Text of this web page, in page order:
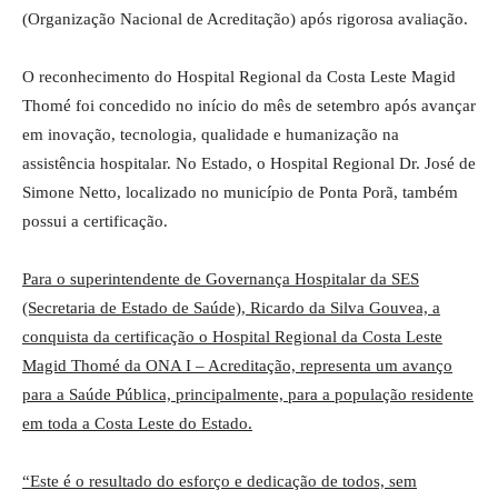
(Organização Nacional de Acreditação) após rigorosa avaliação.
O reconhecimento do Hospital Regional da Costa Leste Magid
Thomé foi concedido no início do mês de setembro após avançar
em inovação, tecnologia, qualidade e humanização na
assistência hospitalar. No Estado, o Hospital Regional Dr. José de
Simone Netto, localizado no município de Ponta Porã, também
possui a certificação.
Para o superintendente de Governança Hospitalar da SES
(Secretaria de Estado de Saúde), Ricardo da Silva Gouvea, a
conquista da certificação o Hospital Regional da Costa Leste
Magid Thomé da ONA I – Acreditação, representa um avanço
para a Saúde Pública, principalmente, para a população residente
em toda a Costa Leste do Estado.
“Este é o resultado do esforço e dedicação de todos, sem